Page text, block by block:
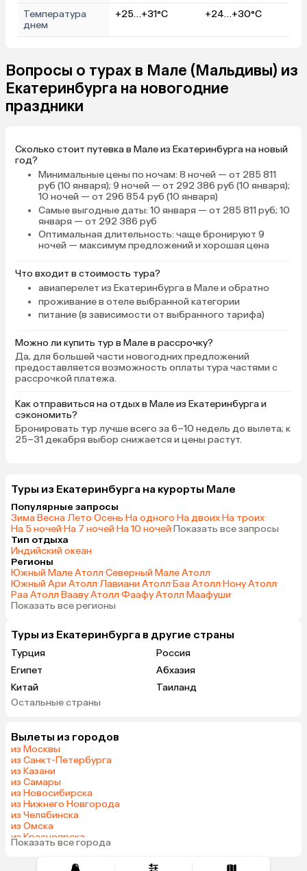
Температура
днем
+25…+31°C +24…+30°C
Вопросы о турах в Мале (Мальдивы) из
Екатеринбурга на новогодние
праздники
Сколько стоит путевка в Мале из Екатеринбурга на новый
год?
Минимальные цены по ночам: 8 ночей — от 285 811
руб (10 января); 9 ночей — от 292 386 руб (10 января);
10 ночей — от 296 854 руб (10 января)
Самые выгодные даты: 10 января — от 285 811 руб; 10
января — от 292 386 руб
Оптимальная длительность: чаще бронируют 9
ночей — максимум предложений и хорошая цена
Что входит в стоимость тура?
авиаперелет из Екатеринбурга в Мале и обратно
проживание в отеле выбранной категории
питание (в зависимости от выбранного тарифа)
Можно ли купить тур в Мале в рассрочку?
Да, для большей части новогодних предложений
предоставляется возможность оплаты тура частями с
рассрочкой платежа.
Как отправиться на отдых в Мале из Екатеринбурга и
сэкономить?
Бронировать тур лучше всего за 6–10 недель до вылета; к
25–31 декабря выбор снижается и цены растут.
Туры из Екатеринбурга на курорты Мале
Популярные запросы
Зима·Весна·Лето·Осень·На одного·На двоих·На троих·
На 5 ночей·На 7 ночей·На 10 ночей·Показать все запросы
Тип отдыха
Индийский океан
Регионы
Южный Мале Атолл·Северный Мале Атолл·
Южный Ари Атолл·Лавиани Атолл·Баа Атолл·Нону Атолл·
Раа Атолл·Вааву Атолл·Фаафу Атолл·Маафуши·
Показать все регионы
Туры из Екатеринбурга в другие страны
Турция
Россия
Египет
Абхазия
Китай
Таиланд
Вьетнам
Индия
Саудовская Аравия
Остальные страны
Вылеты из городов
из Москвы
из Санкт-Петербурга
из Казани
из Самары
из Новосибирска
из Нижнего Новгорода
из Челябинска
из Омска
из Красноярска
из Волгограда
Показать все города